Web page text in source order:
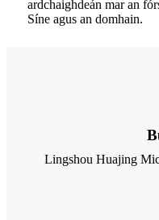
ardchaighdeán mar an
Síne agus an domhain.
Lingshou Huajing